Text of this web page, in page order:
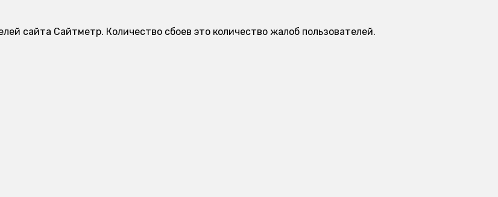
сайта Сайтметр. Количество сбоев это количество жалоб пользователей.